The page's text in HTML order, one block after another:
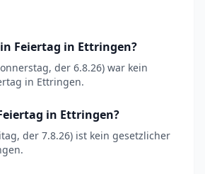
Feiertag in Ettringen?
der 6.8.26) war kein
in Ettringen.
in Ettringen?
der 7.8.26) ist kein gesetzlicher